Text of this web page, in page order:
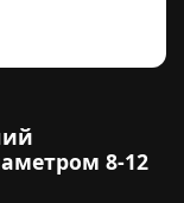
8-12